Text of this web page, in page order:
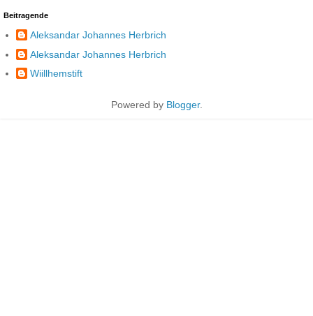
Beitragende
Aleksandar Johannes Herbrich
Aleksandar Johannes Herbrich
Wiillhemstift
Powered by Blogger.